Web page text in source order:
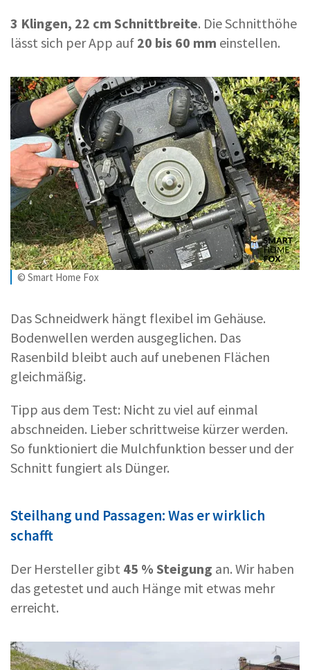
3 Klingen, 22 cm Schnittbreite. Die Schnitthöhe
lässt sich per App auf 20 bis 60 mm einstellen.
© Smart Home Fox
Das Schneidwerk hängt flexibel im Gehäuse.
Bodenwellen werden ausgeglichen. Das
Rasenbild bleibt auch auf unebenen Flächen
gleichmäßig.
Tipp aus dem Test: Nicht zu viel auf einmal
abschneiden. Lieber schrittweise kürzer werden.
So funktioniert die Mulchfunktion besser und der
Schnitt fungiert als Dünger.
Steilhang und Passagen: Was er wirklich
schafft
Der Hersteller gibt 45 % Steigung an. Wir haben
das getestet und auch Hänge mit etwas mehr
erreicht.